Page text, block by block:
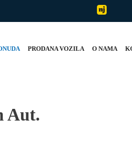
PRODANA VOZILA O NAMA
Aut.